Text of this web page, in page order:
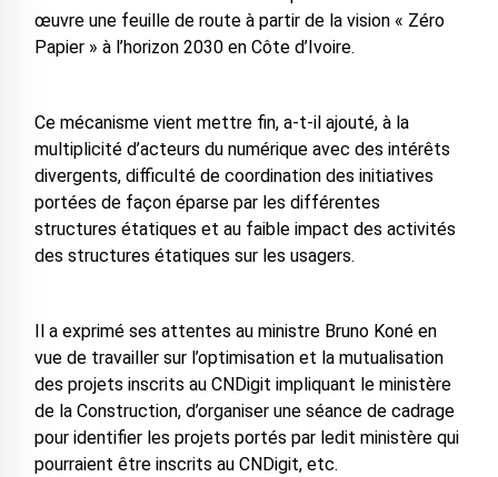
œuvre une feuille de route à partir de la vision « Zéro
Papier » à l’horizon 2030 en Côte d’Ivoire.
Ce mécanisme vient mettre fin, a-t-il ajouté, à la
multiplicité d’acteurs du numérique avec des intérêts
divergents, difficulté de coordination des initiatives
portées de façon éparse par les différentes
structures étatiques et au faible impact des activités
des structures étatiques sur les usagers.
Il a exprimé ses attentes au ministre Bruno Koné en
vue de travailler sur l’optimisation et la mutualisation
des projets inscrits au CNDigit impliquant le ministère
de la Construction, d’organiser une séance de cadrage
pour identifier les projets portés par ledit ministère qui
pourraient être inscrits au CNDigit, etc.